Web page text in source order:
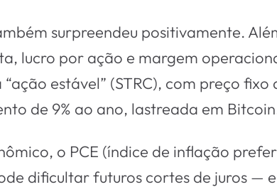
surpreendeu positivamente.
lucro por ação e margem
estável” (STRC), com preço fixo
de 9% ao ano, lastreada em
o PCE (índice de inflação
dificultar futuros cortes de juros —